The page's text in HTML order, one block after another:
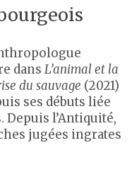
dans L’animal et la
du sauvage (2021)
ses débuts liée
Depuis l’Antiquité,
jugées ingrates